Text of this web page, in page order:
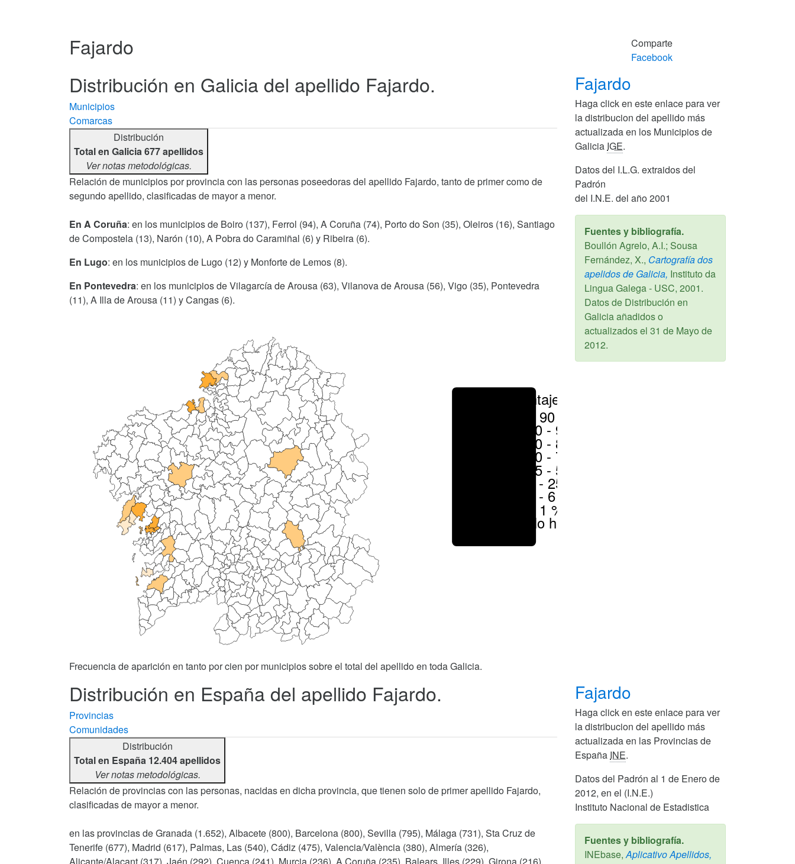
Fajardo
Comparte
Facebook
Distribución en Galicia del apellido Fajardo.
Municipios
Comarcas
Distribución
Total en Galicia 677 apellidos
Ver notas metodológicas.
Relación de municipios por provincia con las personas poseedoras del apellido Fajardo, tanto de primer como de
segundo apellido, clasificadas de mayor a menor.
En A Coruña: en los municipios de Boiro (137), Ferrol (94), A Coruña (74), Porto do Son (35), Oleiros (16), Santiago
de Compostela (13), Narón (10), A Pobra do Caramiñal (6) y Ribeira (6).
En Lugo: en los municipios de Lugo (12) y Monforte de Lemos (8).
En Pontevedra: en los municipios de Vilagarcía de Arousa (63), Vilanova de Arousa (56), Vigo (35), Pontevedra
(11), A Illa de Arousa (11) y Cangas (6).
Porcentajes
> 90 %
80 - 90 %
70 - 80 %
50 - 70 %
25 - 50 %
6 - 25 %
1 - 6 %
< 1 %
No hay
Frecuencia de aparición en tanto por cien por municipios sobre el total del apellido en toda Galicia.
Fajardo
Haga click en este enlace para ver
la distribucion del apellido más
actualizada en los Municipios de
Galicia IGE.
Datos del I.L.G. extraidos del
Padrón
del I.N.E. del año 2001
Fuentes y bibliografía.
Boullón Agrelo, A.I.; Sousa
Fernández, X., Cartografía dos
apelidos de Galicia, Instituto da
Lingua Galega - USC, 2001.
Datos de Distribución en
Galicia añadidos o
actualizados el 31 de Mayo de
2012.
Distribución en España del apellido Fajardo.
Provincias
Comunidades
Distribución
Total en España 12.404 apellidos
Ver notas metodológicas.
Relación de provincias con las personas, nacidas en dicha provincia, que tienen solo de primer apellido Fajardo,
clasificadas de mayor a menor.
en las provincias de Granada (1.652), Albacete (800), Barcelona (800), Sevilla (795), Málaga (731), Sta Cruz de
Tenerife (677), Madrid (617), Palmas, Las (540), Cádiz (475), Valencia/València (380), Almería (326),
Fajardo
Haga click en este enlace para ver
la distribucion del apellido más
actualizada en las Provincias de
España INE.
Datos del Padrón al 1 de Enero de
2012, en el (I.N.E.)
Instituto Nacional de Estadistica
Fuentes y bibliografía.
INEbase,Aplicativo Apellidos,